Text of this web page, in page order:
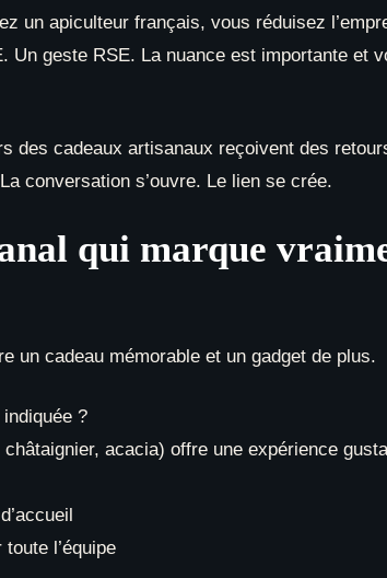
un apiculteur français, vous réduisez
geste RSE. La nuance est importante et
des cadeaux artisanaux reçoivent des
conversation s’ouvre. Le lien se crée.
qui marque
un cadeau mémorable et un gadget de plus.
?
acacia) offre une expérience
l’équipe